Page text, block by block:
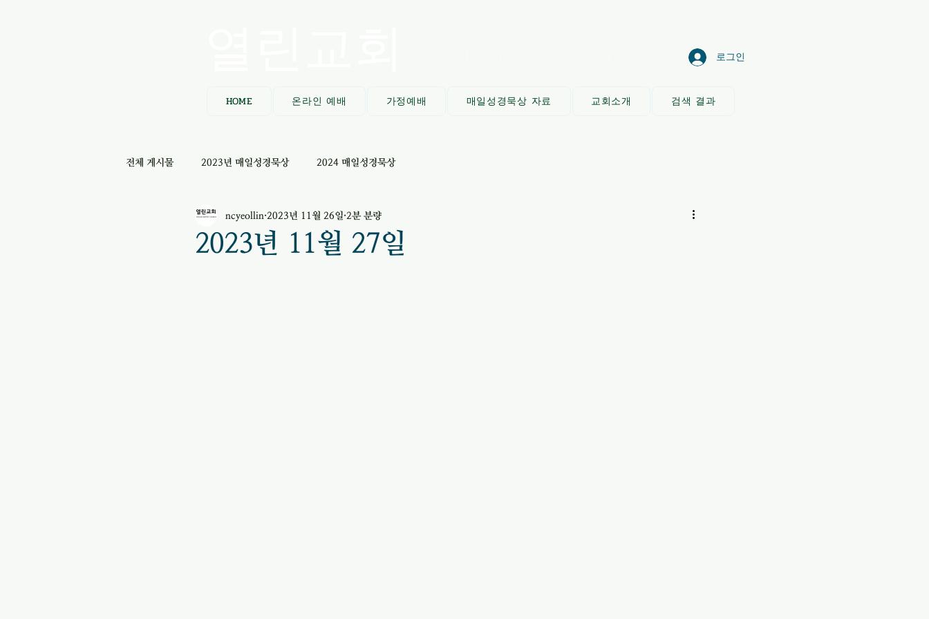
로그인
HOME 온라인 예배 가정예배 매일성경묵상 자료 교회소개 검색 결과
전체 게시물 2023년 매일성경묵상 2024 매일성경묵상
2023년 11월 27일
ncyeollin 2023년 11월 26일 2분 분량